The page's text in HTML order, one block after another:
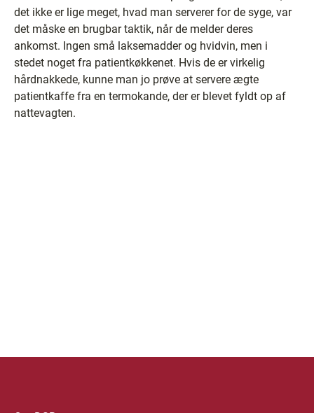
det ikke er lige meget, hvad man serverer for de syge, var
det måske en brugbar taktik, når de melder deres
ankomst. Ingen små laksemadder og hvidvin, men i
stedet noget fra patientkøkkenet. Hvis de er virkelig
hårdnakkede, kunne man jo prøve at servere ægte
patientkaffe fra en termokande, der er blevet fyldt op af
nattevagten.